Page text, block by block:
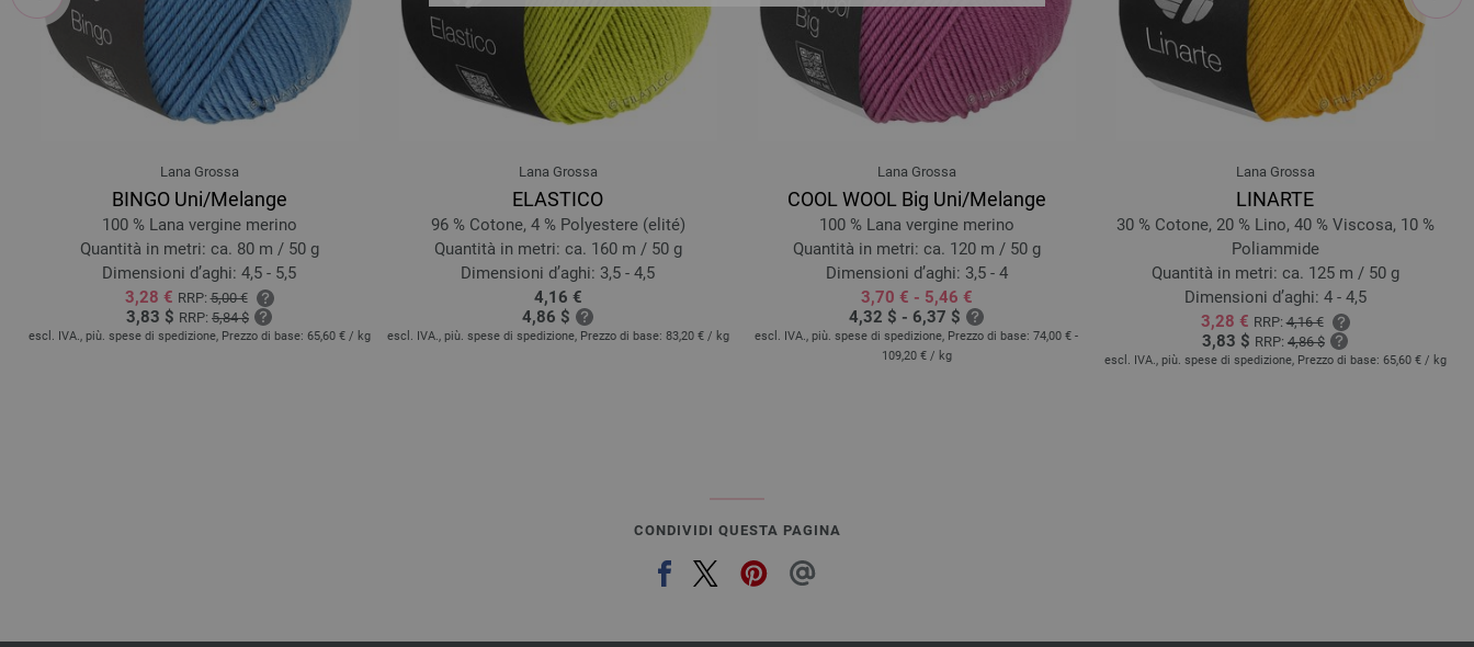
2429-cammello | EAN: 4033493319256
2430-verde reseda | EAN: 4033493319263
2431-grigio blu | EAN: 4033493319270
2432-fucsia | EAN: 4033493319287
2434-rosa | EAN: 4033493333207
2435-lilla | EAN: 4033493333214
2436-blu viola | EAN: 4033493333221
2437-fucsia scuro | EAN: 4033493333238
2438-rosso luminoso | EAN: 4033493333245
2439-arancio | EAN: 4033493333252
2469-beige | EAN: 4033493398992
2470-salmone | EAN: 4033493399005
2471-Ciclamino | EAN: 4033493399012
2472-verde opale | EAN: 4033493399029
2474-porpora | EAN: 4033493406864
2475-rosso rame | EAN: 4033493406888
2476-verde bottiglia | EAN: 4033493406895
2477-bianco brillante | EAN: 4033493406901
Lana Grossa
BINGO Uni/Melange
100 % Lana vergine merino
Quantità in metri: ca. 80 m / 50 g
Dimensioni d’aghi: 4,5 - 5,5
3,28 € RRP:5,00 €
3,83 $ RRP: 5,84 $
escl. IVA., più. spese di spedizione, Prezzo di base: 65,60 € / kg
Lana Grossa
ELASTICO
96 % Cotone, 4 % Polyestere (elité)
Quantità in metri: ca. 160 m / 50 g
Dimensioni d’aghi: 3,5 - 4,5
4,16 €
4,86 $
escl. IVA., più. spese di spedizione, Prezzo di base: 83,20 € / kg
Lana Grossa
COOL WOOL Big Uni/Melange
100 % Lana vergine merino
Quantità in metri: ca. 120 m / 50 g
Dimensioni d’aghi: 3,5 - 4
3,70 € - 5,46 €
4,32 $ - 6,37 $
escl. IVA., più. spese di spedizione, Prezzo di base: 74,00 € -
109,20 € / kg
Lana Grossa
LINARTE
30 % Cotone, 20 % Lino, 40 % Viscosa, 10 %
Poliammide
Quantità in metri: ca. 125 m / 50 g
Dimensioni d’aghi: 4 - 4,5
3,28 € RRP:4,16 €
3,83 $ RRP: 4,86 $
escl. IVA., più. spese di spedizione, Prezzo di base: 65,60 € / kg
CONDIVIDI QUESTA PAGINA